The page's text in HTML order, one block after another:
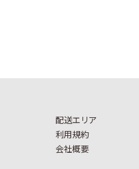
配送エリア
利用規約
会社概要